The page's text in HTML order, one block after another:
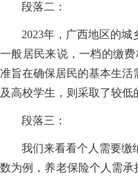
段落二：
2023年，广西地区的
一般居民来说，一档的缴
准旨在确保居民的基本生活
及高校学生，则采取了较低
段落三：
我们来看看个人需要缴
数为例，养老保险个人需承